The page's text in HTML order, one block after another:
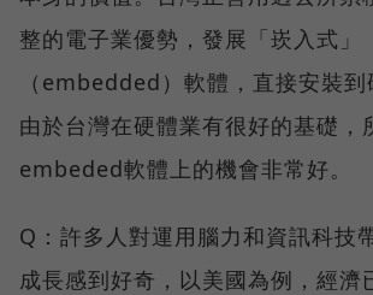
整的電子業優勢，發展「崁入式」
（embedded）軟體，直接安裝到
由於台灣在硬體業有很好的基礎，
embeded軟體上的機會非常好。
Q：許多人對運用腦力和資訊科技
成長感到好奇，以美國為例，經濟